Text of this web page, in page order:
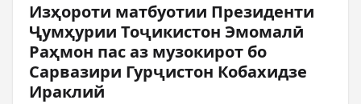
Изҳороти матбуотии Президенти
Ҷумҳурии Тоҷикистон Эмомалӣ
Раҳмон пас аз музокирот бо
Сарвазири Гурҷистон Кобахидзе
Ираклий